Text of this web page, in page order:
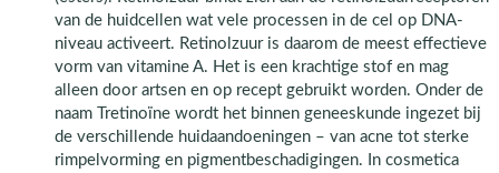
van de huidcellen wat vele processen in de cel op DNA-
niveau activeert. Retinolzuur is daarom de meest effectieve
vorm van vitamine A. Het is een krachtige stof en mag
alleen door artsen en op recept gebruikt worden. Onder de
naam Tretinoïne wordt het binnen geneeskunde ingezet bij
de verschillende huidaandoeningen – van acne tot sterke
rimpelvorming en pigmentbeschadigingen. In cosmetica